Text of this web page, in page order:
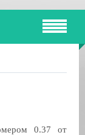
0.37 от